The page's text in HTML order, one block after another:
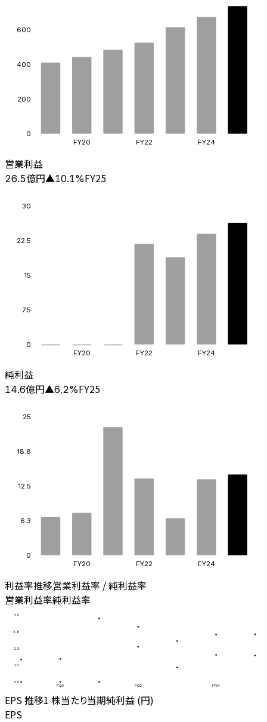
0
200
400
600
FY20 FY22 FY24
営業利益
26.5億円▲10.1%FY25
0
7.5
15
22.5
30
FY20 FY22 FY24
純利益
14.6億円▲6.2%FY25
0
6.3
12.5
18.8
25
FY20 FY22 FY24
利益率推移営業利益率 / 純利益率
営業利益率純利益率
0.0
1.3
2.5
3.8
5.0
FY20 FY22 FY24
EPS 推移1 株当たり当期純利益 (円)
EPS